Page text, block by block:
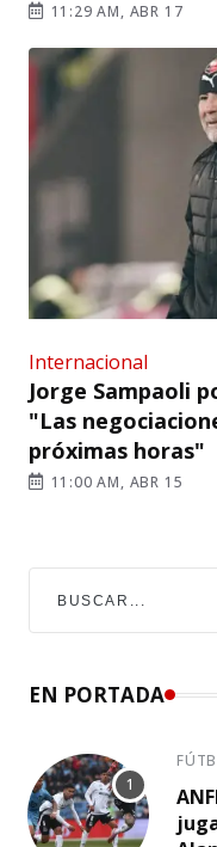
11:29 AM, ABR 17
Internacional
Jorge Sampaoli
"Las
próximas horas"
11:00 AM, ABR 15
EN PORTADA